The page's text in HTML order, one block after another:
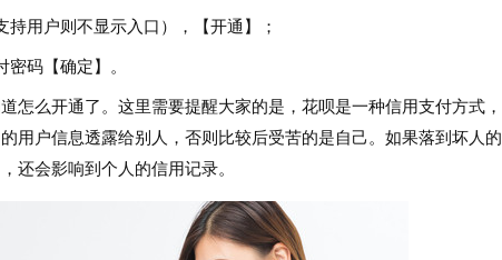
用户则不显示入口），【开通】；
码【确定】。
怎么开通了。这里需要提醒大家的是，花呗是一种信用支付方式，
用户信息透露给别人，否则比较后受苦的是自己。如果落到坏人的
还会影响到个人的信用记录。